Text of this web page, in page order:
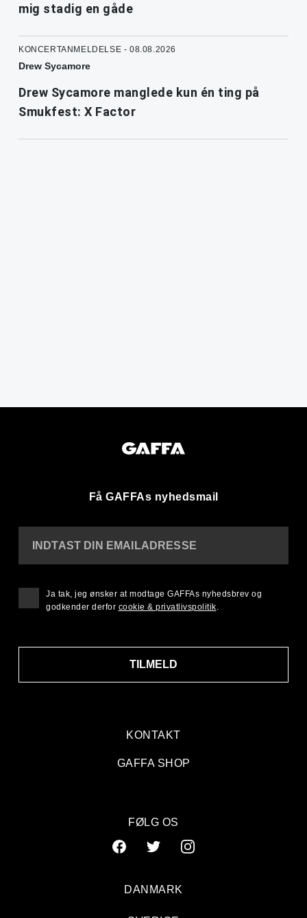
mig stadig en gåde
KONCERTANMELDELSE - 08.08.2026
Drew Sycamore
Drew Sycamore manglede kun én ting på
Smukfest: X Factor
Få GAFFAs nyhedsmail
KONTAKT
GAFFA SHOP
INDTAST DIN EMAILADRESSE
TILMELD
Ja tak, jeg ønsker at modtage GAFFAs nyhedsbrev og
godkender derfor cookie & privatlivspolitik.
FØLG OS
DANMARK